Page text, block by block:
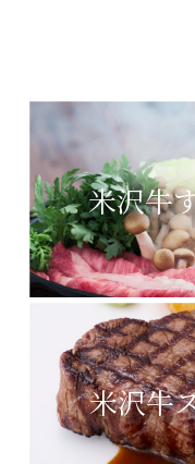
米沢牛
米沢牛